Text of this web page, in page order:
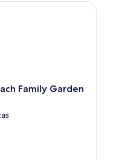
Family Garden
Family Garden Los Cristionas